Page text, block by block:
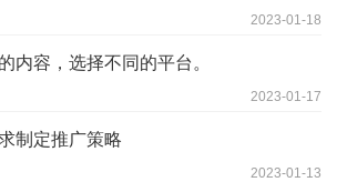
2023-01-18
内容，选择不同的平台。
2023-01-17
制定推广策略
2023-01-13